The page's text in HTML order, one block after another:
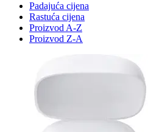
Padajuća cijena
Rastuća cijena
Proizvod A-Z
Proizvod Z-A